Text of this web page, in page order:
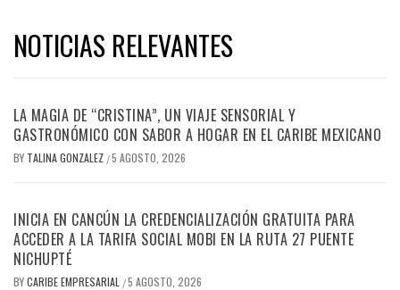
NOTICIAS RELEVANTES
LA MAGIA DE “CRISTINA”, UN VIAJE SENSORIAL Y
GASTRONÓMICO CON SABOR A HOGAR EN EL CARIBE MEXICANO
BY TALINA GONZALEZ /5 AGOSTO, 2026
INICIA EN CANCÚN LA CREDENCIALIZACIÓN GRATUITA PARA
ACCEDER A LA TARIFA SOCIAL MOBI EN LA RUTA 27 PUENTE
NICHUPTÉ
BYCARIBE EMPRESARIAL /5 AGOSTO, 2026